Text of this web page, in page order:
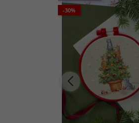
-30%